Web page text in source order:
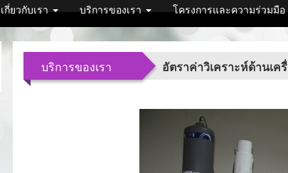
เกี่ยวกับเรา บริการของเรา โครงการและความร่วมมือ
บริการของเรา อัตราค่าวิเคราะห์ด้านเค